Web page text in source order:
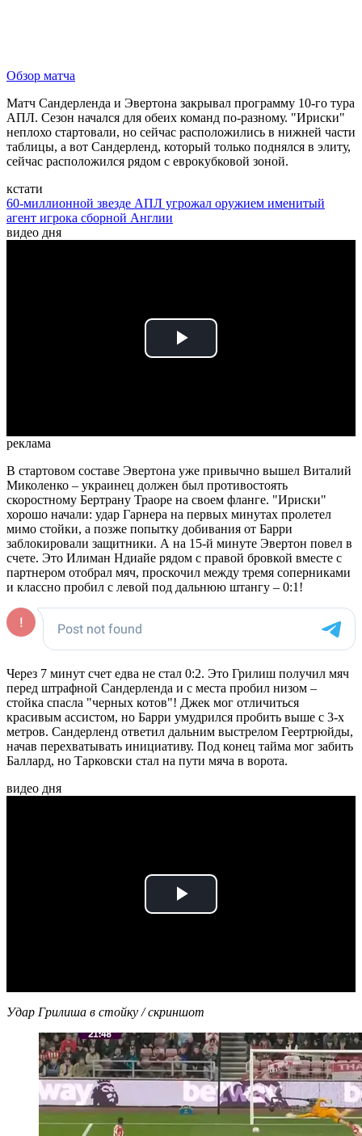
Обзор матча
Матч Сандерленда и Эвертона закрывал программу 10-го тура
АПЛ. Сезон начался для обеих команд по-разному. "Ириски"
неплохо стартовали, но сейчас расположились в нижней части
таблицы, а вот Сандерленд, который только поднялся в элиту,
сейчас расположился рядом с еврокубковой зоной.
кстати
60-миллионной звезде АПЛ угрожал оружием именитый
агент игрока сборной Англии
видео дня
Play
реклама
В стартовом составе Эвертона уже привычно вышел Виталий
Миколенко – украинец должен был противостоять
скоростному Бертрану Траоре на своем фланге. "Ириски"
хорошо начали: удар Гарнера на первых минутах пролетел
мимо стойки, а позже попытку добивания от Барри
заблокировали защитники. А на 15-й минуте Эвертон повел в
счете. Это Илиман Ндиайе рядом с правой бровкой вместе с
партнером отобрал мяч, проскочил между тремя соперниками
и классно пробил с левой под дальнюю штангу – 0:1!
Через 7 минут счет едва не стал 0:2. Это Грилиш получил мяч
перед штрафной Сандерленда и с места пробил низом –
стойка спасла "черных котов"! Джек мог отличиться
красивым ассистом, но Барри умудрился пробить выше с 3-х
метров. Сандерленд ответил дальним выстрелом Геертрюйды,
начав перехватывать инициативу. Под конец тайма мог забить
Баллард, но Тарковски стал на пути мяча в ворота.
видео дня
Play
Удар Грилиша в стойку / скриншот